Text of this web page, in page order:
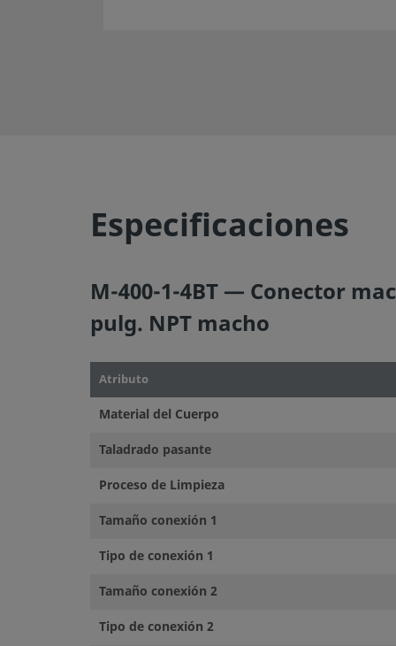
Especificaciones
M-400-1-4BT — Conector
pulg. NPT macho
Atributo
Material del Cuerpo
Taladrado pasante
Proceso de Limpieza
Tamaño conexión 1
Tipo de conexión 1
Tamaño conexión 2
Tipo de conexión 2